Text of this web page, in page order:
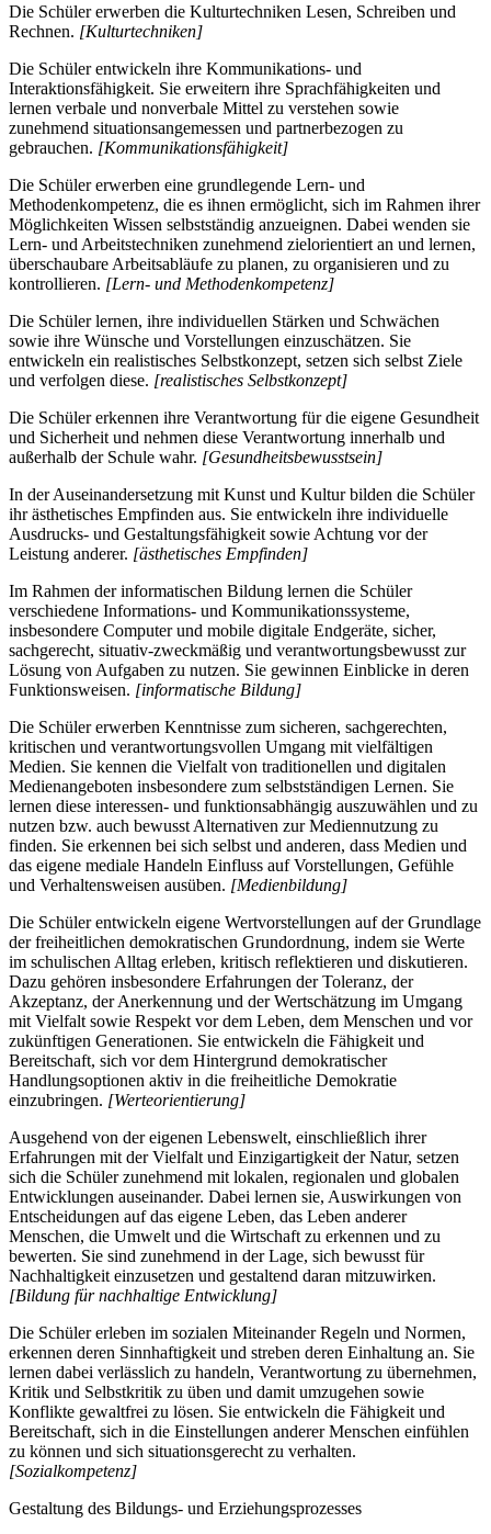
Die Schüler erwerben die Kulturtechniken Lesen, Schreiben und
Rechnen. [Kulturtechniken]
Die Schüler entwickeln ihre Kommunikations- und
Interaktionsfähigkeit. Sie erweitern ihre Sprachfähigkeiten und
lernen verbale und nonverbale Mittel zu verstehen sowie
zunehmend situationsangemessen und partnerbezogen zu
gebrauchen. [Kommunikationsfähigkeit]
Die Schüler erwerben eine grundlegende Lern- und
Methodenkompetenz, die es ihnen ermöglicht, sich im Rahmen ihrer
Möglichkeiten Wissen selbstständig anzueignen. Dabei wenden sie
Lern- und Arbeitstechniken zunehmend zielorientiert an und lernen,
überschaubare Arbeitsabläufe zu planen, zu organisieren und zu
kontrollieren. [Lern- und Methodenkompetenz]
Die Schüler lernen, ihre individuellen Stärken und Schwächen
sowie ihre Wünsche und Vorstellungen einzuschätzen. Sie
entwickeln ein realistisches Selbstkonzept, setzen sich selbst Ziele
und verfolgen diese. [realistisches Selbstkonzept]
Die Schüler erkennen ihre Verantwortung für die eigene Gesundheit
und Sicherheit und nehmen diese Verantwortung innerhalb und
außerhalb der Schule wahr. [Gesundheitsbewusstsein]
In der Auseinandersetzung mit Kunst und Kultur bilden die Schüler
ihr ästhetisches Empfinden aus. Sie entwickeln ihre individuelle
Ausdrucks- und Gestaltungsfähigkeit sowie Achtung vor der
Leistung anderer. [ästhetisches Empfinden]
Im Rahmen der informatischen Bildung lernen die Schüler
verschiedene Informations- und Kommunikationssysteme,
insbesondere Computer und mobile digitale Endgeräte, sicher,
sachgerecht, situativ-zweckmäßig und verantwortungsbewusst zur
Lösung von Aufgaben zu nutzen. Sie gewinnen Einblicke in deren
Funktionsweisen. [informatische Bildung]
Die Schüler erwerben Kenntnisse zum sicheren, sachgerechten,
kritischen und verantwortungsvollen Umgang mit vielfältigen
Medien. Sie kennen die Vielfalt von traditionellen und digitalen
Medienangeboten insbesondere zum selbstständigen Lernen. Sie
lernen diese interessen- und funktionsabhängig auszuwählen und zu
nutzen bzw. auch bewusst Alternativen zur Mediennutzung zu
finden. Sie erkennen bei sich selbst und anderen, dass Medien und
das eigene mediale Handeln Einfluss auf Vorstellungen, Gefühle
und Verhaltensweisen ausüben. [Medienbildung]
Die Schüler entwickeln eigene Wertvorstellungen auf der Grundlage
der freiheitlichen demokratischen Grundordnung, indem sie Werte
im schulischen Alltag erleben, kritisch reflektieren und diskutieren.
Dazu gehören insbesondere Erfahrungen der Toleranz, der
Akzeptanz, der Anerkennung und der Wertschätzung im Umgang
mit Vielfalt sowie Respekt vor dem Leben, dem Menschen und vor
zukünftigen Generationen. Sie entwickeln die Fähigkeit und
Bereitschaft, sich vor dem Hintergrund demokratischer
Handlungsoptionen aktiv in die freiheitliche Demokratie
einzubringen. [Werteorientierung]
Ausgehend von der eigenen Lebenswelt, einschließlich ihrer
Erfahrungen mit der Vielfalt und Einzigartigkeit der Natur, setzen
sich die Schüler zunehmend mit lokalen, regionalen und globalen
Entwicklungen auseinander. Dabei lernen sie, Auswirkungen von
Entscheidungen auf das eigene Leben, das Leben anderer
Menschen, die Umwelt und die Wirtschaft zu erkennen und zu
bewerten. Sie sind zunehmend in der Lage, sich bewusst für
Nachhaltigkeit einzusetzen und gestaltend daran mitzuwirken.
[Bildung für nachhaltige Entwicklung]
Die Schüler erleben im sozialen Miteinander Regeln und Normen,
erkennen deren Sinnhaftigkeit und streben deren Einhaltung an. Sie
lernen dabei verlässlich zu handeln, Verantwortung zu übernehmen,
Kritik und Selbstkritik zu üben und damit umzugehen sowie
Konflikte gewaltfrei zu lösen. Sie entwickeln die Fähigkeit und
Bereitschaft, sich in die Einstellungen anderer Menschen einfühlen
zu können und sich situationsgerecht zu verhalten.
[Sozialkompetenz]
Gestaltung des Bildungs- und Erziehungsprozesses